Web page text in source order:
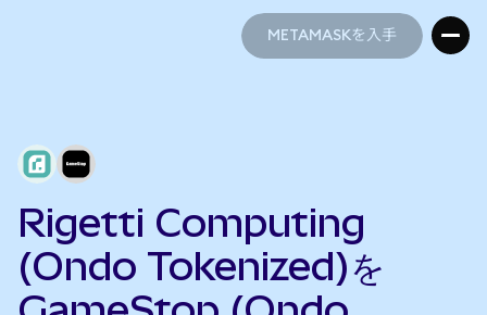
METAMASKを入手
Rigetti Computing
(Ondo Tokenized)を